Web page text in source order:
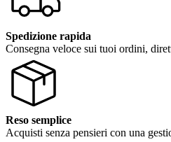
Spedizione rapida
Consegna veloce sui tuoi ordini,
Reso semplice
Acquisti senza pensieri con una